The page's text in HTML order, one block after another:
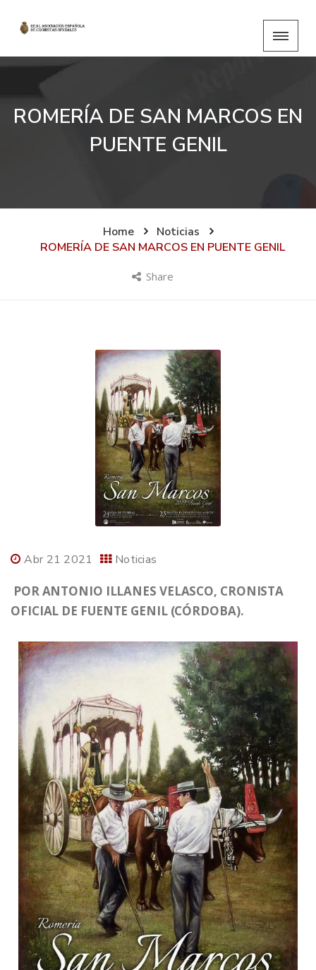
ROMERÍA DE SAN MARCOS EN
PUENTE GENIL
Home
Noticias
ROMERÍA DE SAN MARCOS EN PUENTE GENIL
Share
Abr 21 2021 Noticias
POR ANTONIO ILLANES VELASCO, CRONISTA
OFICIAL DE FUENTE GENIL (CÓRDOBA).